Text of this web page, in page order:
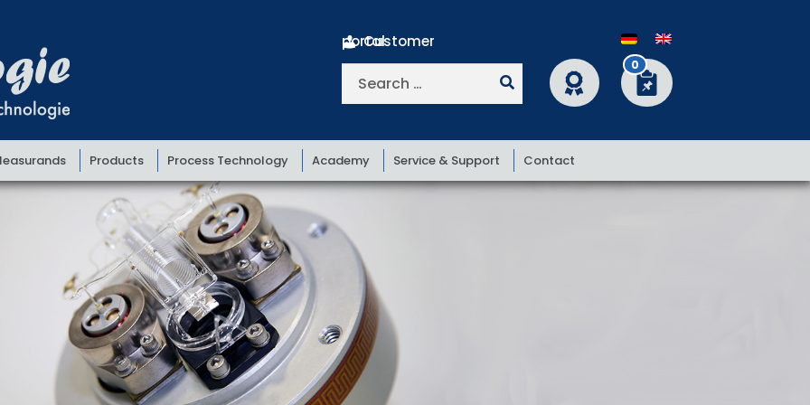
Customer portal
Search
0
Products Process Technology Academy Service & Support Contact